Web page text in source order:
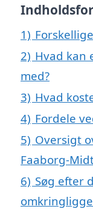
1)
2) Hvad kan
med?
3) Hvad
4) Fordele
5) Oversigt
Faaborg-
6) Søg efter